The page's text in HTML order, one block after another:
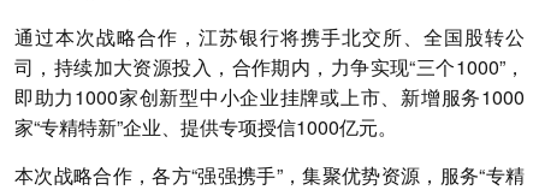
通过本次战略合作，江苏银行将携手北交所、全国股转公
司，持续加大资源投入，合作期内，力争实现“三个1000”，
即助力1000家创新型中小企业挂牌或上市、新增服务1000
家“专精特新”企业、提供专项授信1000亿元。
本次战略合作，各方“强强携手”，集聚优势资源，服务“专精